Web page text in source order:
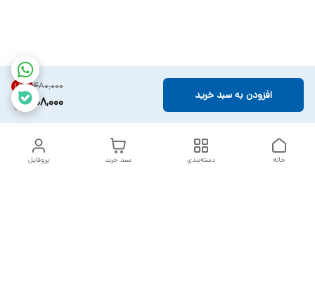
۴۸۰٬۰۰۰ 15%
408,000 افزودن به سبد خرید
پروفایل سبد خرید دسته‌بندی خانه